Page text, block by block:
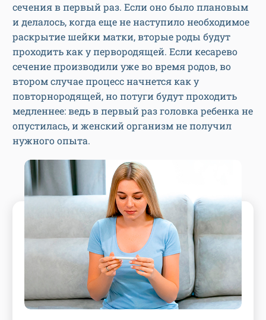
сечения в первый раз. Если оно было плановым
и делалось, когда еще не наступило необходимое
раскрытие шейки матки, вторые роды будут
проходить как у первородящей. Если кесарево
сечение производили уже во время родов, во
втором случае процесс начнется как у
повторнородящей, но потуги будут проходить
медленнее: ведь в первый раз головка ребенка не
опустилась, и женский организм не получил
нужного опыта.